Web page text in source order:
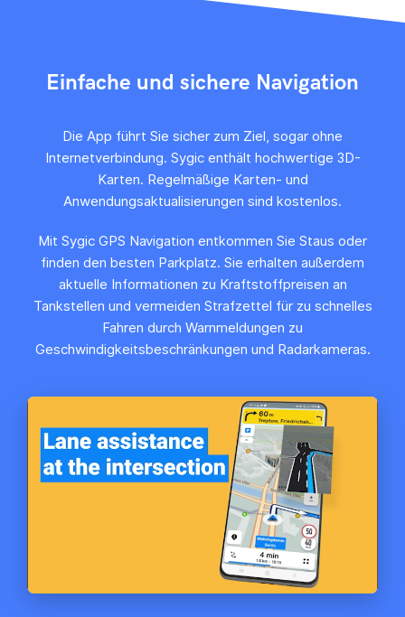
Einfache und sichere Navigation
Die App führt Sie sicher zum Ziel, sogar ohne
Internetverbindung. Sygic enthält hochwertige 3D-
Karten. Regelmäßige Karten- und
Anwendungsaktualisierungen sind kostenlos.
Mit Sygic GPS Navigation entkommen Sie Staus oder
finden den besten Parkplatz. Sie erhalten außerdem
aktuelle Informationen zu Kraftstoffpreisen an
Tankstellen und vermeiden Strafzettel für zu schnelles
Fahren durch Warnmeldungen zu
Geschwindigkeitsbeschränkungen und Radarkameras.